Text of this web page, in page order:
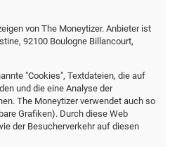
von The Moneytizer. Anbieter ist
92100 Boulogne Billancourt,
"Cookies", Textdateien, die auf
und die eine Analyse der
The Moneytizer verwendet auch so
Grafiken). Durch diese Web
der Besucherverkehr auf diesen